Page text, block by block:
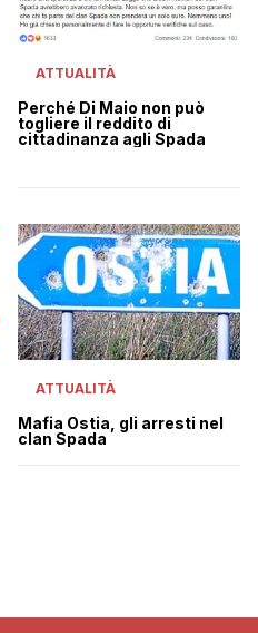
ATTUALITÀ
Perché Di Maio non può
togliere il reddito di
cittadinanza agli Spada
ATTUALITÀ
Mafia Ostia, gli arresti nel
clan Spada